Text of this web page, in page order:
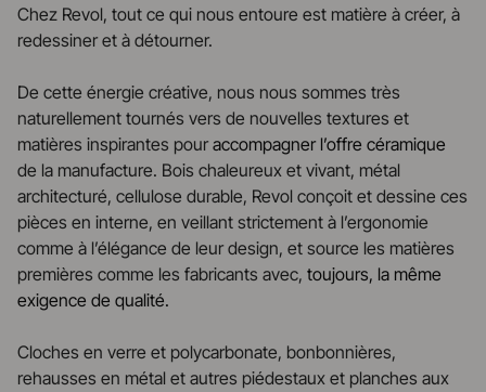
Chez Revol, tout ce qui nous entoure est matière à créer, à
redessiner et à détourner.
De cette énergie créative, nous nous sommes très
naturellement tournés vers de nouvelles textures et
matières inspirantes pouraccompagner l’offre céramique
de la manufacture. Bois chaleureux et vivant, métal
architecturé, cellulose durable, Revol conçoit et dessine ces
pièces en interne, en veillant strictement à l’ergonomie
comme à l’élégance de leur design, et source les matières
premières comme les fabricants avec, toujours, la même
exigence de qualité.
Cloches en verre et polycarbonate, bonbonnières,
rehausses en métal et autres piédestaux et planches aux